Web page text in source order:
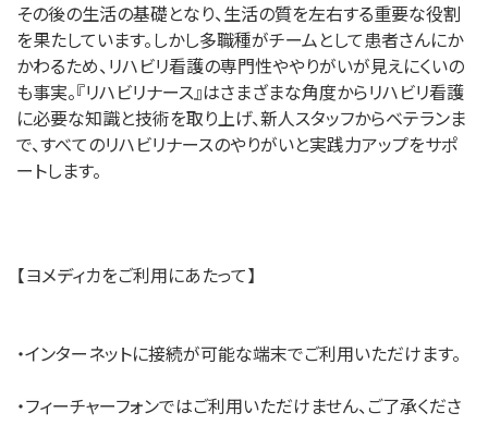
その後の生活の基礎となり、生活の質を左右する重要な役割
を果たしています。しかし多職種がチームとして患者さんにか
かわるため、リハビリ看護の専門性ややりがいが見えにくいの
も事実。『リハビリナース』はさまざまな角度からリハビリ看護
に必要な知識と技術を取り上げ、新人スタッフからベテランま
で、すべてのリハビリナースのやりがいと実践力アップをサポ
ートします。
【ヨメディカをご利用にあたって】
・インターネットに接続が可能な端末でご利用いただけます。
・フィーチャーフォンではご利用いただけません、ご了承くださ